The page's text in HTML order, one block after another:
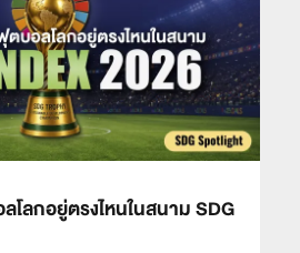
ลกอยู่ตรงไหนในสนาม SDG